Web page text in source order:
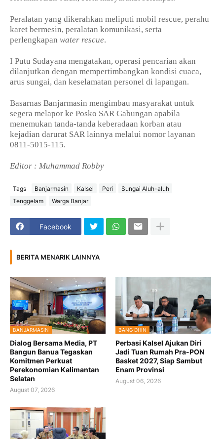
Peralatan yang dikerahkan meliputi mobil rescue, perahu
karet bermesin, peralatan komunikasi, serta
perlengkapan water rescue.
I Putu Sudayana mengatakan, operasi pencarian akan
dilanjutkan dengan mempertimbangkan kondisi cuaca,
arus sungai, dan keselamatan personel di lapangan.
Basarnas Banjarmasin mengimbau masyarakat untuk
segera melapor ke Posko SAR Gabungan apabila
menemukan tanda-tanda keberadaan korban atau
kejadian darurat SAR lainnya melalui nomor layanan
0811-5015-115.
Editor : Muhammad Robby
Tags Banjarmasin Kalsel Peri
Sungai Aluh-aluh
Tenggelam
Warga Banjar
Facebook
BERITA MENARIK LAINNYA
BANJARMASIN
Dialog Bersama Media, PT
Bangun Banua Tegaskan
Komitmen Perkuat
Perekonomian Kalimantan
Selatan
August 07, 2026
BANG DHIN
Perbasi Kalsel Ajukan Diri
Jadi Tuan Rumah Pra-PON
Basket 2027, Siap Sambut
Enam Provinsi
August 06, 2026